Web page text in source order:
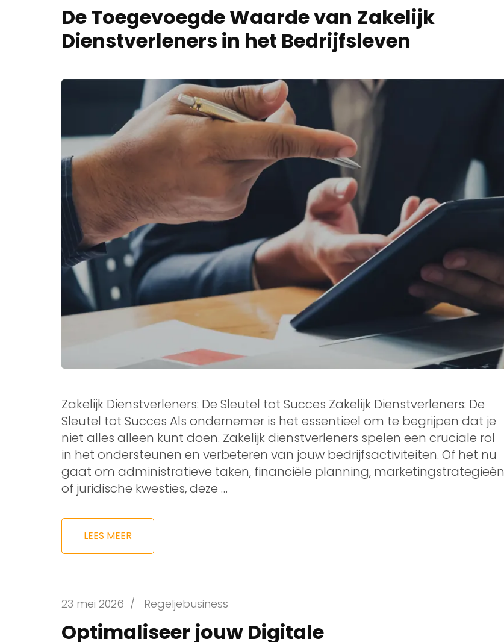
De Toegevoegde Waarde van Zakelijk
Dienstverleners in het Bedrijfsleven
Zakelijk Dienstverleners: De Sleutel tot Succes Zakelijk Dienstverleners: De
Sleutel tot Succes Als ondernemer is het essentieel om te begrijpen dat je
niet alles alleen kunt doen. Zakelijk dienstverleners spelen een cruciale rol
in het ondersteunen en verbeteren van jouw bedrijfsactiviteiten. Of het nu
gaat om administratieve taken, financiële planning, marketingstrategieën
of juridische kwesties, deze …
LEES MEER
23 mei 2026 / Regeljebusiness
Optimaliseer jouw Digitale